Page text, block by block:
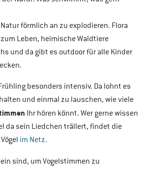
förmlich an zu explodieren. Flora
Leben, heimische Waldtiere
und da gibt es outdoor für alle Kinder
besonders intensiv. Da lohnt es
und einmal zu lauschen, wie viele
Ihr hören könnt. Wer gerne wissen
da sein Liedchen trällert, findet die
im Netz.
sind, um Vogelstimmen zu